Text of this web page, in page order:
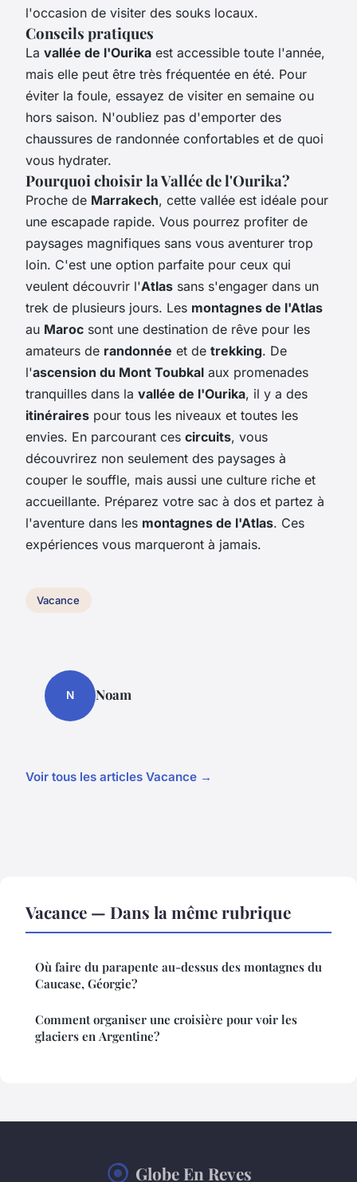
l'occasion de visiter des souks locaux.
Conseils pratiques
La vallée de l'Ourika est accessible toute l'année,
mais elle peut être très fréquentée en été. Pour
éviter la foule, essayez de visiter en semaine ou
hors saison. N'oubliez pas d'emporter des
chaussures de randonnée confortables et de quoi
vous hydrater.
Pourquoi choisir la Vallée de l'Ourika?
Proche de Marrakech, cette vallée est idéale pour
une escapade rapide. Vous pourrez profiter de
paysages magnifiques sans vous aventurer trop
loin. C'est une option parfaite pour ceux qui
veulent découvrir l'Atlas sans s'engager dans un
trek de plusieurs jours. Les montagnes de l'Atlas
au Maroc sont une destination de rêve pour les
amateurs de randonnée et de trekking. De
l'ascension du Mont Toubkal aux promenades
tranquilles dans la vallée de l'Ourika, il y a des
itinéraires pour tous les niveaux et toutes les
envies. En parcourant ces circuits, vous
découvrirez non seulement des paysages à
couper le souffle, mais aussi une culture riche et
accueillante. Préparez votre sac à dos et partez à
l'aventure dans les montagnes de l'Atlas. Ces
expériences vous marqueront à jamais.
Vacance
N Noam
Voir tous les articles Vacance →
Vacance — Dans la même rubrique
Où faire du parapente au-dessus des montagnes du
Caucase, Géorgie?
Comment organiser une croisière pour voir les
glaciers en Argentine?
Globe En Reves